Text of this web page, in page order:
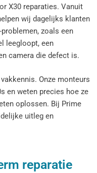
X30 reparaties. Vanuit
wij dagelijks klanten
zoals een
leegloopt, een
camera die defect is.
Onze monteurs
en weten precies hoe ze
oplossen. Bij Prime
uitleg en
reparatie